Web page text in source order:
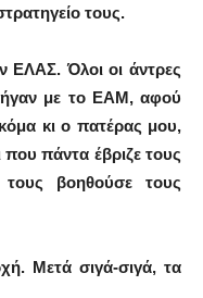
τους.
ΕΛΑΣ. Όλοι οι άντρες
με το ΕΑΜ, αφού
κι ο πατέρας μου,
πάντα έβριζε τους
τους βοηθούσε τους
Μετά σιγά-σιγά, τα